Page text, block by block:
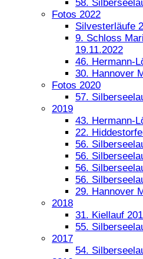
58.
Fotos 2022
Silvesterläufe
9. Schloss
19.11.2022
46. Hermann-
30. Hannover
Fotos 2020
57.
2019
43. Hermann-
22.
56.
56.
56.
56.
29. Hannover
2018
31. Kiellauf
55.
2017
54.